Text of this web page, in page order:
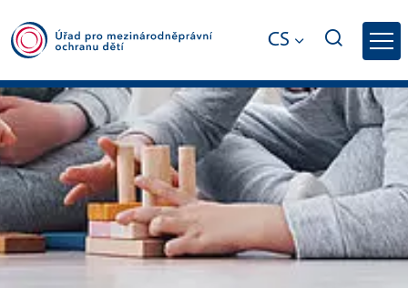
CS
Kontaktní formulář